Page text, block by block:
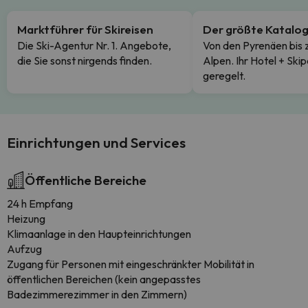
Marktführer für Skireisen
Die Ski-Agentur Nr. 1. Angebote,
die Sie sonst nirgends finden.
Der größte Katalog
Von den Pyrenäen bis
Alpen. Ihr Hotel +
geregelt.
Einrichtungen und Services
Öffentliche Bereiche
24 h Empfang
Heizung
Klimaanlage in den Haupteinrichtungen
Aufzug
Zugang für Personen mit eingeschränkter Mobilität in
öffentlichen Bereichen (kein angepasstes
Badezimmerezimmer in den Zimmern)